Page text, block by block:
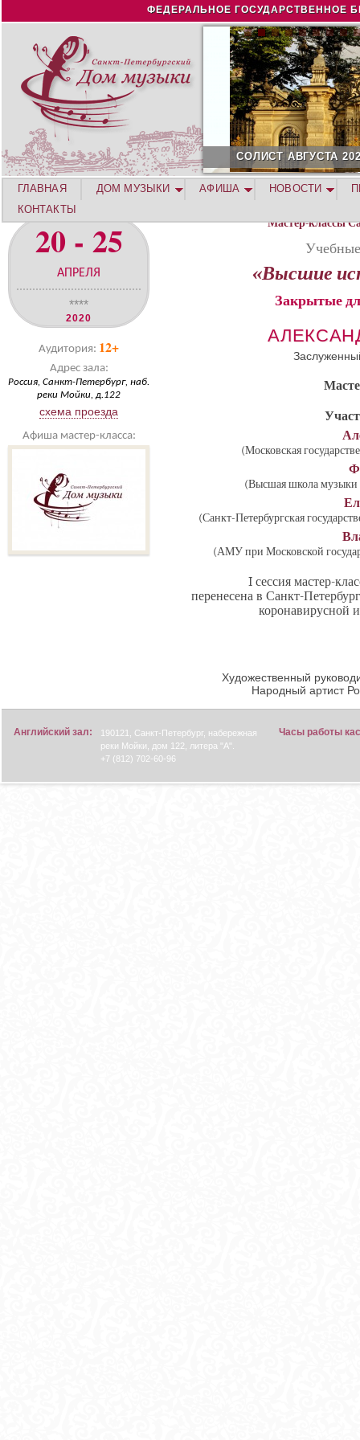
Jump to navigation
ФЕДЕРАЛЬНОЕ ГОСУДАРСТВЕННОЕ
СОЛИСТ АВГУСТА 2026
20 - 25
АПРЕЛЯ
****
2020
Аудитория: 12+
Адрес зала:
Россия, Санкт-Петербург, наб.
реки Мойки, д.122
схема проезда
Афиша мастер-класса:
Мастер-классы
«Высшие
Закрытые
(Московская
(Высшая школа музыки
(Санкт-Петербургская
(АМУ при Московской
I сессия мастер-
перенесена в Санкт-
коронавирусной
Художественный
Народный артист
ГЛАВНАЯ ДОМ МУЗЫКИ АФИША НОВОСТИ
КОНТАКТЫ
Английский зал:
190121, Санкт-Петербург, набережная
реки Мойки, дом 122, литера "А".
+7 (812) 702-60-96
Часы работы